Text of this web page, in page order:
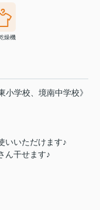
燥機
小学校、境南中学校》
いいただけます♪
ん干せます♪